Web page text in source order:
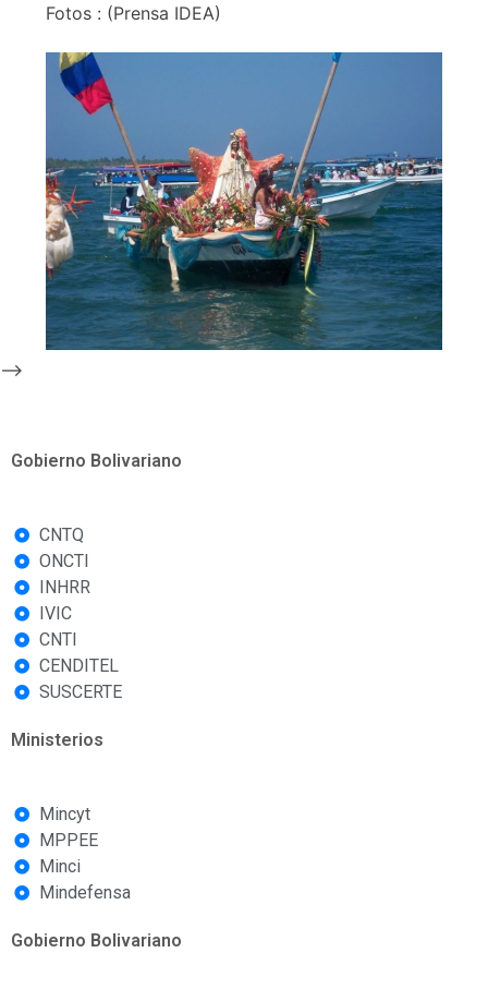
Fotos : (Prensa IDEA)
-->
Gobierno Bolivariano
CNTQ
ONCTI
INHRR
IVIC
CNTI
CENDITEL
SUSCERTE
Ministerios
Mincyt
MPPEE
Minci
Mindefensa
Gobierno Bolivariano